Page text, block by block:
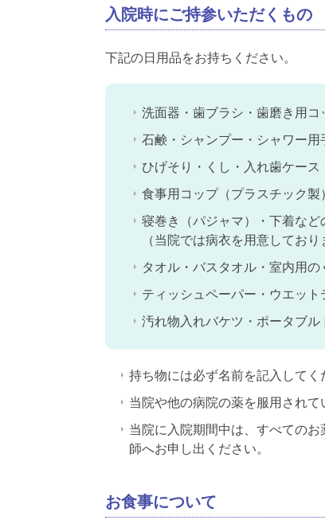
入院時にご持参いただくもの
下記の日用品をお持ちください。
洗面器・歯ブラシ・歯磨き用コ
石鹸・シャンプー・シャワー用
ひげそり・くし・入れ歯ケー
食事用コップ（プラスチック製）
寝巻き（パジャマ）・下着な
（当院では病衣を用意してお
タオル・バスタオル・室内用の
ティッシュペーパー・ウエッ
汚れ物入れバケツ・ポータブ
持ち物には必ず名前を記入してく
当院や他の病院の薬を服用され
当院に入院期間中は、すべての
師へお申し出ください。
お食事について